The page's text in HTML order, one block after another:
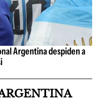
Argentina despiden a